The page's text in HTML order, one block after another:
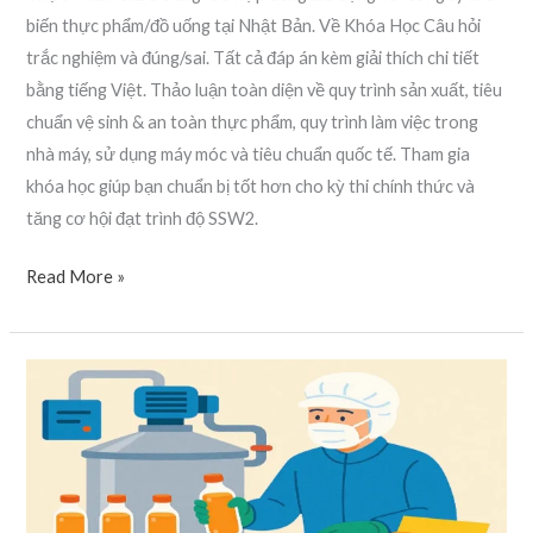
biến thực phẩm/đồ uống tại Nhật Bản. Về Khóa Học Câu hỏi
trắc nghiệm và đúng/sai. Tất cả đáp án kèm giải thích chi tiết
bằng tiếng Việt. Thảo luận toàn diện về quy trình sản xuất, tiêu
chuẩn vệ sinh & an toàn thực phẩm, quy trình làm việc trong
nhà máy, sử dụng máy móc và tiêu chuẩn quốc tế. Tham gia
khóa học giúp bạn chuẩn bị tốt hơn cho kỳ thi chính thức và
tăng cơ hội đạt trình độ SSW2.
Read More »
SSW2
खाद्य